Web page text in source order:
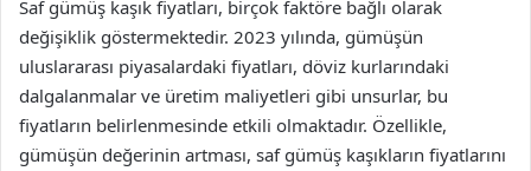
Saf gümüş kaşık fiyatları, birçok faktöre bağlı olarak
değişiklik göstermektedir. 2023 yılında, gümüşün
uluslararası piyasalardaki fiyatları, döviz kurlarındaki
dalgalanmalar ve üretim maliyetleri gibi unsurlar, bu
fiyatların belirlenmesinde etkili olmaktadır. Özellikle,
gümüşün değerinin artması, saf gümüş kaşıkların fiyatlarını